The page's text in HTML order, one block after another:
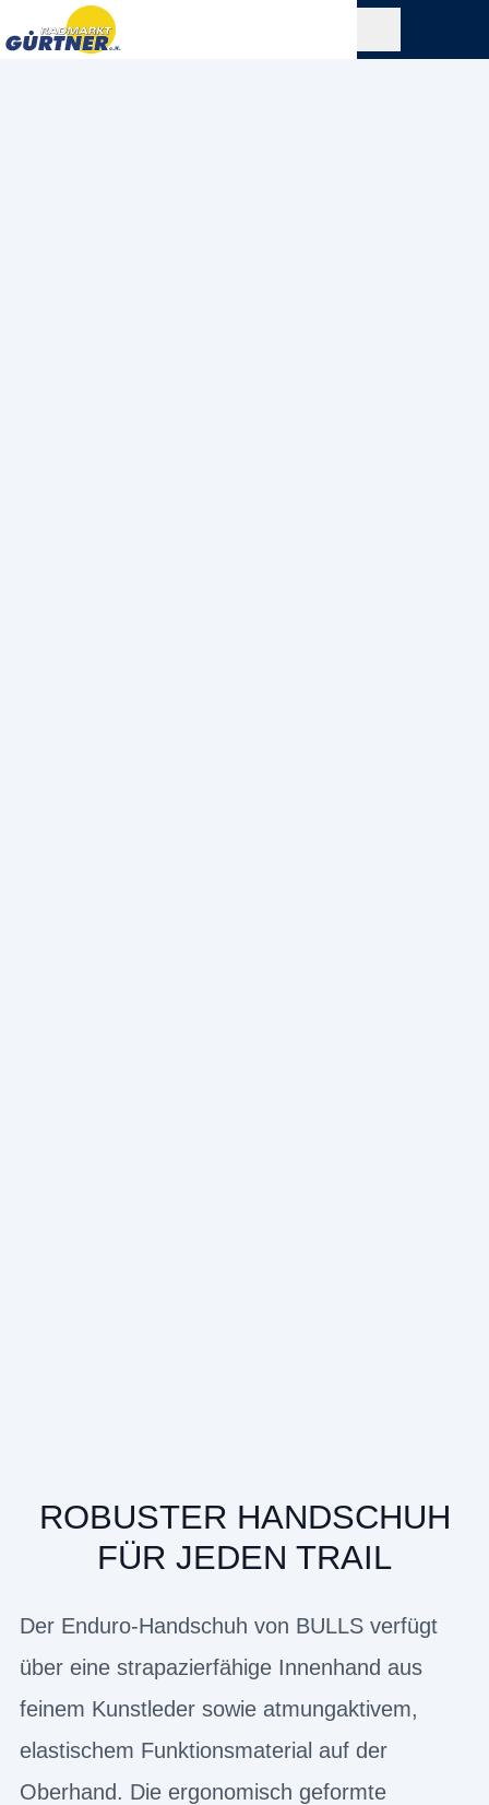
ROBUSTER HANDSCHUH
FÜR JEDEN TRAIL
Der Enduro-Handschuh von BULLS verfügt
über eine strapazierfähige Innenhand aus
feinem Kunstleder sowie atmungaktivem,
elastischem Funktionsmaterial auf der
Oberhand. Die ergonomisch geformte